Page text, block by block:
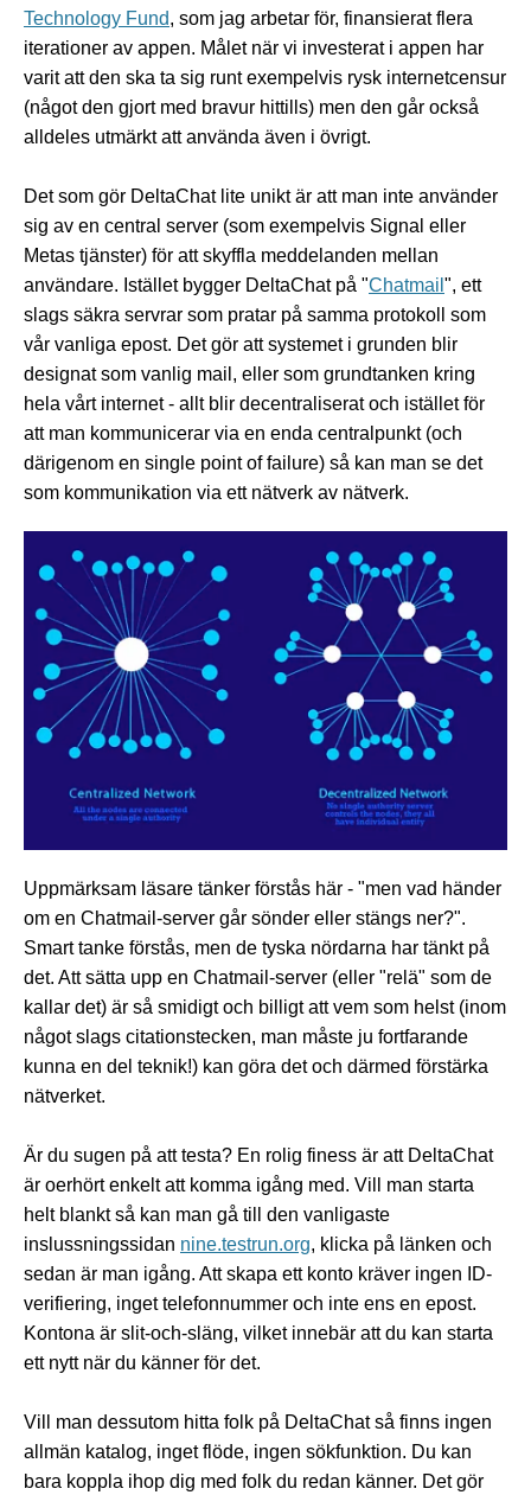
Technology Fund, som jag arbetar för, finansierat flera
iterationer av appen. Målet när vi investerat i appen har
varit att den ska ta sig runt exempelvis rysk internetcensur
(något den gjort med bravur hittills) men den går också
alldeles utmärkt att använda även i övrigt.
Det som gör DeltaChat lite unikt är att man inte använder
sig av en central server (som exempelvis Signal eller
Metas tjänster) för att skyffla meddelanden mellan
användare. Istället bygger DeltaChat på "Chatmail ", ett
slags säkra servrar som pratar på samma protokoll som
vår vanliga epost. Det gör att systemet i grunden blir
designat som vanlig mail, eller som grundtanken kring
hela vårt internet - allt blir decentraliserat och istället för
att man kommunicerar via en enda centralpunkt (och
därigenom en single point of failure) så kan man se det
som kommunikation via ett nätverk av nätverk.
Uppmärksam läsare tänker förstås här - "men vad händer
om en Chatmail-server går sönder eller stängs ner?".
Smart tanke förstås, men de tyska nördarna har tänkt på
det. Att sätta upp en Chatmail-server (eller "relä" som de
kallar det) är så smidigt och billigt att vem som helst (inom
något slags citationstecken, man måste ju fortfarande
kunna en del teknik!) kan göra det och därmed förstärka
nätverket.
Är du sugen på att testa? En rolig finess är att DeltaChat
är oerhört enkelt att komma igång med. Vill man starta
helt blankt så kan man gå till den vanligaste
inslussningssidan nine.testrun.org, klicka på länken och
sedan är man igång. Att skapa ett konto kräver ingen ID-
verifiering, inget telefonnummer och inte ens en epost.
Kontona är slit-och-släng, vilket innebär att du kan starta
ett nytt när du känner för det.
Vill man dessutom hitta folk på DeltaChat så finns ingen
allmän katalog, inget flöde, ingen sökfunktion. Du kan
bara koppla ihop dig med folk du redan känner. Det gör